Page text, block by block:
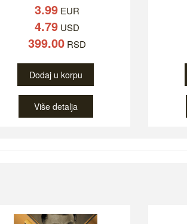
3.99 EUR
4.79 USD
399.00 RSD
Dodaj u korpu
Više detalja